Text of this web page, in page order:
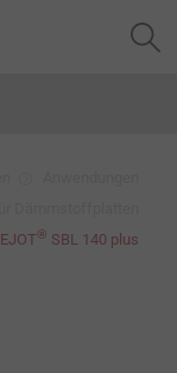
EJOT® SBL 140 plus